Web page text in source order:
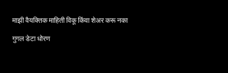
माझी वैयक्तिक माहिती विकू किंवा शेअर करू नका
गुगल डेटा धोरण